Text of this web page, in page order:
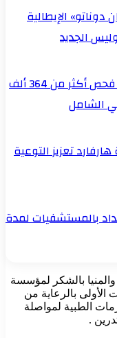
الإيطالية
الجديد
حملة «اطمن على ابنك» تستهدف فحص أكثر من 364 ألف
الشامل
تعزيز التوعية
بالمستشفيات لمدة
بالشكر لمؤسسة
بالرعاية من
الطبية لمواصلة
.